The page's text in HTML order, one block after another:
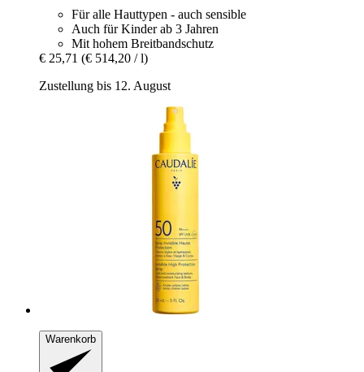
Für alle Hauttypen - auch sensible
Auch für Kinder ab 3 Jahren
Mit hohem Breitbandschutz
€ 25,71 (€ 514,20 / l)
Zustellung bis 12. August
Warenkorb